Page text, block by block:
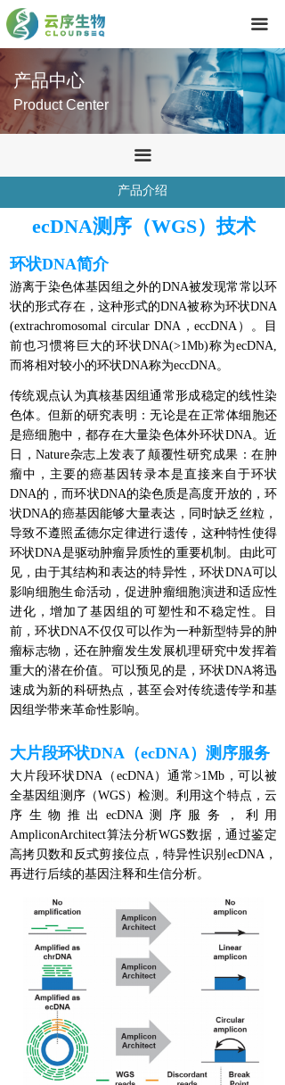
끀
首页
技术服务
产品中心
关于我们
联系我们
产品中心
Product Center
끀
产品介绍
ecDNA测序（WGS）技术
环状DNA简介
游离于染色体基因组之外的DNA被发现常常以环
状的形式存在，这种形式的DNA被称为环状DNA
(extrachromosomal circular DNA，eccDNA）。目
前也习惯将巨大的环状DNA(>1Mb)称为ecDNA,
而将相对较小的环状DNA称为eccDNA。
传统观点认为真核基因组通常形成稳定的线性染
色体。但新的研究表明：无论是在正常体细胞还
是癌细胞中，都存在大量染色体外环状DNA。近
日，Nature杂志上发表了颠覆性研究成果：在肿
瘤中，主要的癌基因转录本是直接来自于环状
DNA的，而环状DNA的染色质是高度开放的，环
状DNA的癌基因能够大量表达，同时缺乏丝粒，
导致不遵照孟德尔定律进行遗传，这种特性使得
环状DNA是驱动肿瘤异质性的重要机制。由此可
见，由于其结构和表达的特异性，环状DNA可以
影响细胞生命活动，促进肿瘤细胞演进和适应性
进化，增加了基因组的可塑性和不稳定性。目
前，环状DNA不仅仅可以作为一种新型特异的肿
瘤标志物，还在肿瘤发生发展机理研究中发挥着
重大的潜在价值。可以预见的是，环状DNA将迅
速成为新的科研热点，甚至会对传统遗传学和基
因组学带来革命性影响。
大片段环状DNA （ecDNA） 测序服务
大片段环状DNA（ecDNA）通常>1Mb，可以被
全基因组测序（WGS）检测。利用这个特点，云
序生物推出ecDNA测序服务，利用
AmpliconArchitect算法分析WGS数据，通过鉴定
高拷贝数和反式剪接位点，特异性识别ecDNA，
再进行后续的基因注释和生信分析。